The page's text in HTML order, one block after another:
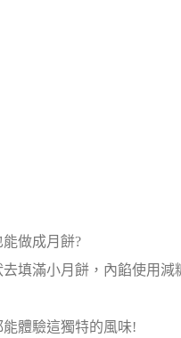
做成月餅?
填滿小月餅，內餡使用減
體驗這獨特的風味!